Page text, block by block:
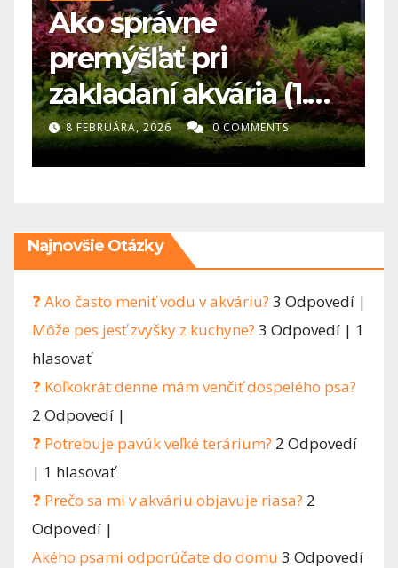
Ako správne
premýšľať pri
zakladaní akvária (1.
diel)- Najväčšia chyba
v akvaristike? Človek
8 FEBRUÁRA, 2026 0 COMMENTS
Najnovšie Otázky
❓ Ako často meniť vodu v akváriu? 3 Odpovedí |
Môže pes jesť zvyšky z kuchyne? 3 Odpovedí | 1
hlasovať
❓ Koľkokrát denne mám venčiť dospelého psa?
2 Odpovedí |
❓ Potrebuje pavúk veľké terárium? 2 Odpovedí
| 1 hlasovať
❓ Prečo sa mi v akváriu objavuje riasa? 2
Odpovedí |
Akého psami odporúčate do domu 3 Odpovedí